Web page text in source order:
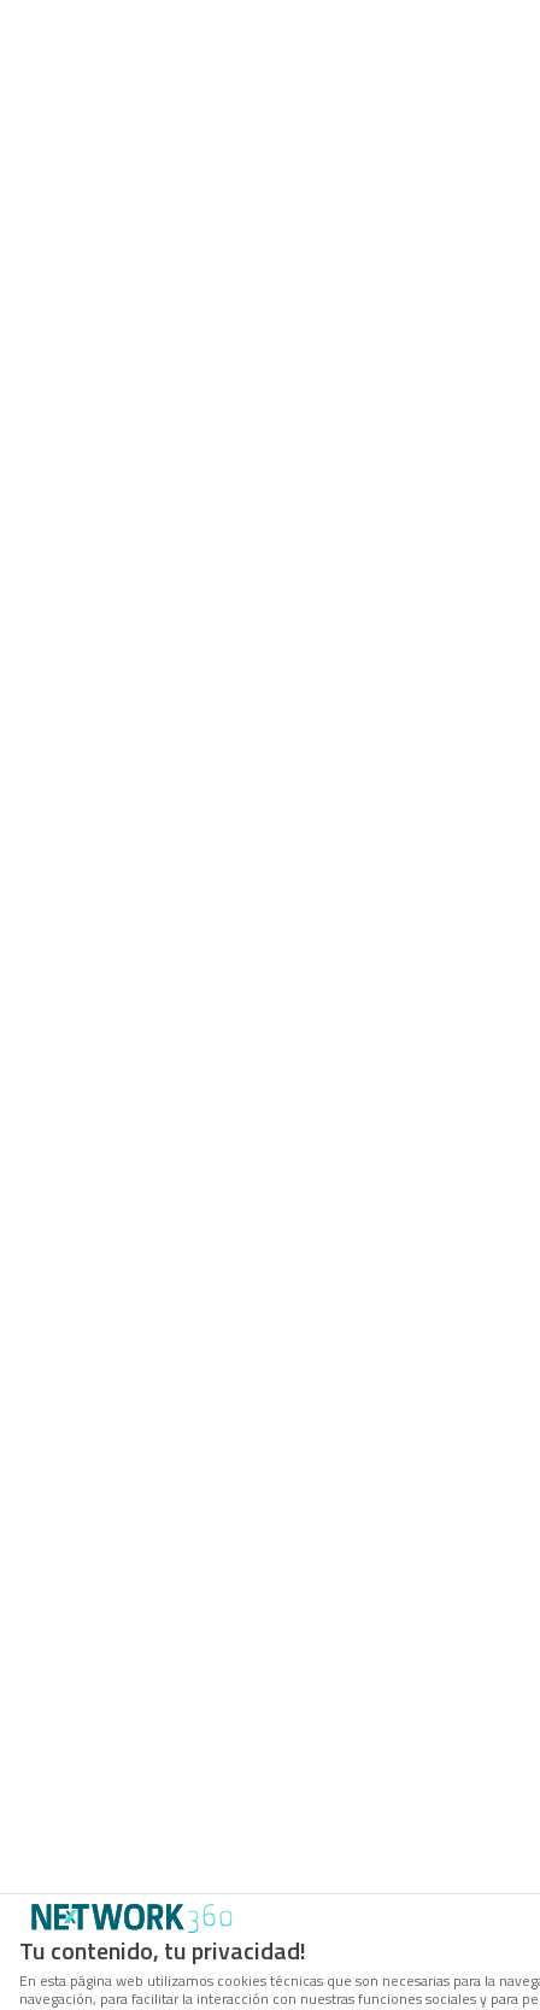
Tu contenido, tu privacidad!
En esta página web utilizamos cookies técnicas que son necesarias para la
navegación, para facilitar la interacción con nuestras funciones sociales y